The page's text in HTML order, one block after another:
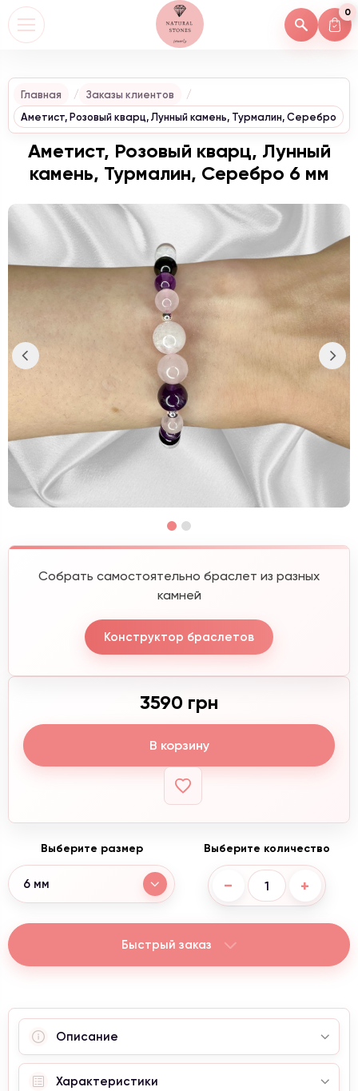
0
Главная
Заказы клиентов
Аметист, Розовый кварц, Лунный камень, Турмалин, Серебро
Аметист, Розовый кварц, Лунный
камень, Турмалин, Серебро 6 мм
Собрать самостоятельно браслет из разных
камней
Конструктор браслетов
3590 грн
В корзину
Выберите размер
6 мм
Выберите количество
− +
Быстрый заказ
Описание
Характеристики